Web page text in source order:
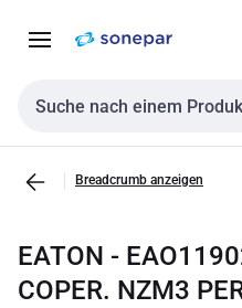
NavigationInhalt
Sucheingabe
Breadcrumb anzeigen
EATON -
COPER. NZM3